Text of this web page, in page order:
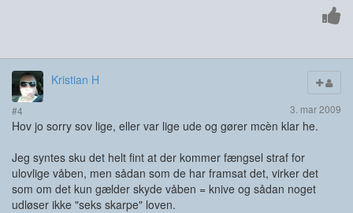
Kristian H
#4 3. mar 2009
Hov jo sorry sov lige, eller var lige ude og gører mcèn klar he.
Jeg syntes sku det helt fint at der kommer fængsel straf for
ulovlige våben, men sådan som de har framsat det, virker det
som om det kun gælder skyde våben = knive og sådan noget
udløser ikke "seks skarpe" loven.